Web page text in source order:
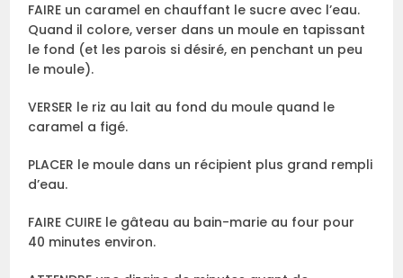
FAIRE un caramel en chauffant le sucre avec l’eau.
Quand il colore, verser dans un moule en tapissant
le fond (et les parois si désiré, en penchant un peu
le moule).
VERSER le riz au lait au fond du moule quand le
caramel a figé.
PLACER le moule dans un récipient plus grand rempli
d’eau.
FAIRE CUIRE le gâteau au bain-marie au four pour
40 minutes environ.